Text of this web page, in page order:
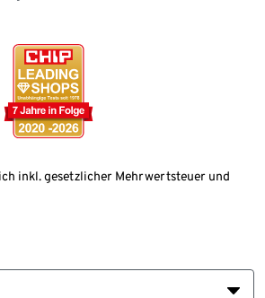
inkl. gesetzlicher Mehrwertsteuer und